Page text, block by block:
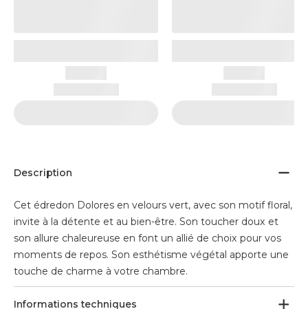
Description
Cet édredon Dolores en velours vert, avec son motif floral,
invite à la détente et au bien-être. Son toucher doux et
son allure chaleureuse en font un allié de choix pour vos
moments de repos. Son esthétisme végétal apporte une
touche de charme à votre chambre.
Informations techniques